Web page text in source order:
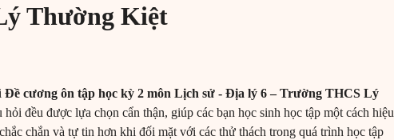
Thường Kiệt
Đề cương ôn tập học kỳ 2 môn Lịch sử - Địa lý 6 – Trường THCS Lý
đều được lựa chọn cẩn thận, giúp các bạn học sinh học tập một cách hiệu
chắn và tự tin hơn khi đối mặt với các thử thách trong quá trình học tập